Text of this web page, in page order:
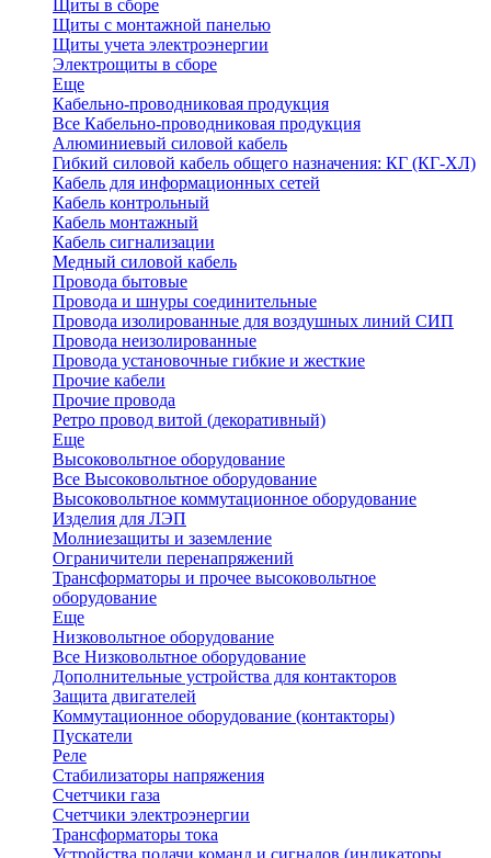
Щиты в сборе
Щиты с монтажной панелью
Щиты учета электроэнергии
Электрощиты в сборе
Еще
Кабельно-проводниковая продукция
Все Кабельно-проводниковая продукция
Алюминиевый силовой кабель
Гибкий силовой кабель общего назначения: КГ (КГ-ХЛ)
Кабель для информационных сетей
Кабель контрольный
Кабель монтажный
Кабель сигнализации
Медный силовой кабель
Провода бытовые
Провода и шнуры соединительные
Провода изолированные для воздушных линий СИП
Провода неизолированные
Провода установочные гибкие и жесткие
Прочие кабели
Прочие провода
Ретро провод витой (декоративный)
Еще
Высоковольтное оборудование
Все Высоковольтное оборудование
Высоковольтное коммутационное оборудование
Изделия для ЛЭП
Молниезащиты и заземление
Ограничители перенапряжений
Трансформаторы и прочее высоковольтное
оборудование
Еще
Низковольтное оборудование
Все Низковольтное оборудование
Дополнительные устройства для контакторов
Защита двигателей
Коммутационное оборудование (контакторы)
Пускатели
Реле
Стабилизаторы напряжения
Счетчики газа
Счетчики электроэнергии
Трансформаторы тока
Устройства подачи команд и сигналов (индикаторы,